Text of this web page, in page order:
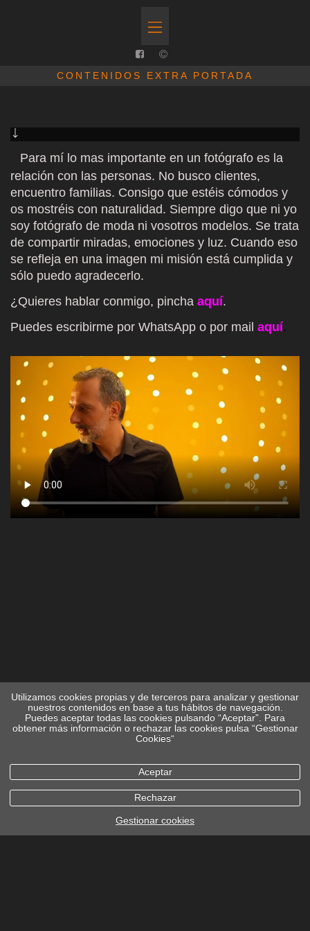
CONTENIDOS EXTRA PORTADA
Para mí lo mas importante en un fotógrafo es la
relación con las personas. No busco clientes,
encuentro familias. Consigo que estéis cómodos y
os mostréis con naturalidad. Siempre digo que ni yo
soy fotógrafo de moda ni vosotros modelos. Se trata
de compartir miradas, emociones y luz. Cuando eso
se refleja en una imagen mi misión está cumplida y
sólo puedo agradecerlo.
¿Quieres hablar conmigo, pincha aquí.
Puedes escribirme por WhatsApp o por mail aquí.
Utilizamos cookies propias y de terceros para analizar y gestionar
nuestros contenidos en base a tus hábitos de navegación.
Puedes aceptar todas las cookies pulsando “Aceptar”. Para
obtener más información o rechazar las cookies pulsa “Gestionar
Cookies“
Aceptar
Rechazar
Gestionar cookies